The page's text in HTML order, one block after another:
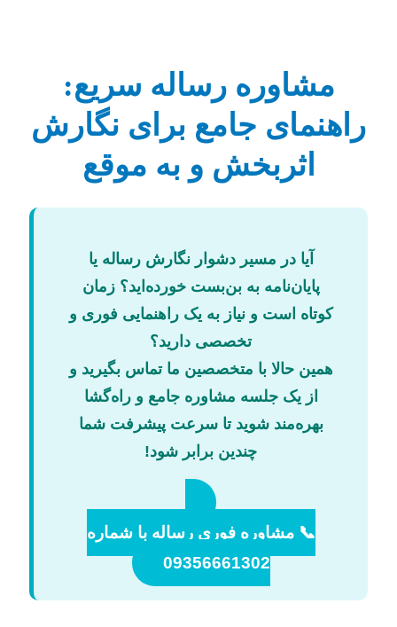
مشاوره رساله سریع:
راهنمای جامع برای نگارش
اثربخش و به موقع
آیا در مسیر دشوار نگارش رساله یا
پایان‌نامه به بن‌بست خورده‌اید؟ زمان
کوتاه است و نیاز به یک راهنمایی فوری و
تخصصی دارید؟
همین حالا با متخصصین ما تماس بگیرید و
از یک جلسه مشاوره جامع و راه‌گشا
بهره‌مند شوید تا سرعت پیشرفت شما
چندین برابر شود!
📞 مشاوره فوری رساله با شماره
09356661302